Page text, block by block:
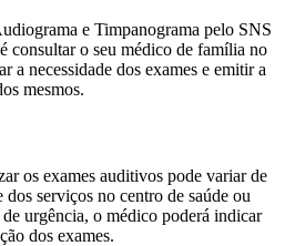
e Timpanograma pelo SNS
consultar o seu médico de família no
a necessidade dos exames e emitir a
mesmos.
os exames auditivos pode variar de
serviços no centro de saúde ou
urgência, o médico poderá indicar
dos exames.